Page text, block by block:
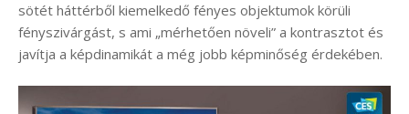
sötét háttérből kiemelkedő fényes objektumok körüli
fényszivárgást, s ami „mérhetően növeli” a kontrasztot és
javítja a képdinamikát a még jobb képminőség érdekében.